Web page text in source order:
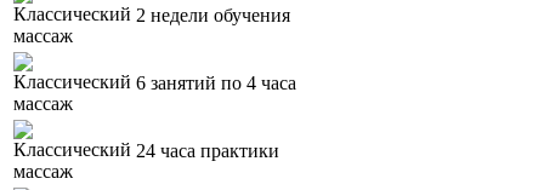
2 недели обучения
6 занятий по 4 часа
24 часа практики